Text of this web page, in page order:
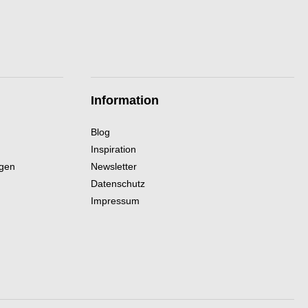
Information
Blog
Inspiration
Newsletter
Datenschutz
Impressum